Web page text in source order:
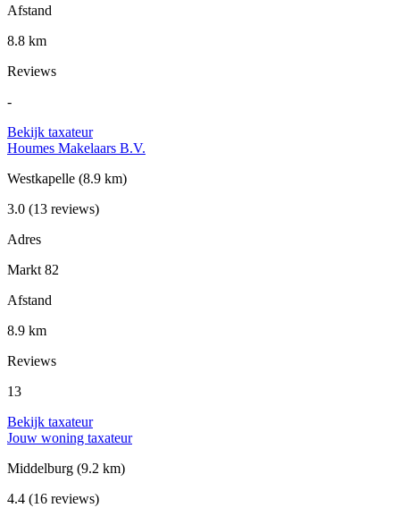
Afstand
8.8 km
Reviews
-
Bekijk taxateur
Houmes Makelaars B.V.
Westkapelle (8.9 km)
3.0 (13 reviews)
Adres
Markt 82
Afstand
8.9 km
Reviews
13
Bekijk taxateur
Jouw woning taxateur
Middelburg (9.2 km)
4.4 (16 reviews)